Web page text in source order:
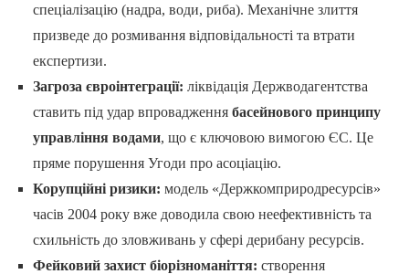
спеціалізацію (надра, води, риба). Механічне злиття
призведе до розмивання відповідальності та втрати
експертизи.
Загроза євроінтеграції: ліквідація Держводагентства
ставить під удар впровадження басейнового принципу
управління водами, що є ключовою вимогою ЄС. Це
пряме порушення Угоди про асоціацію.
Корупційні ризики: модель «Держкомприродресурсів»
часів 2004 року вже доводила свою неефективність та
схильність до зловживань у сфері дерибану ресурсів.
Фейковий захист біорізноманіття: створення